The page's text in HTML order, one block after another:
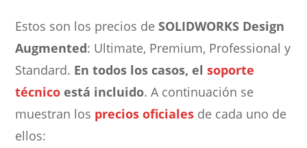
Estos son los precios deSOLIDWORKS Design
Augmented: Ultimate, Premium, Professional y
Standard. En todos los casos, elsoporte
técnicoestá incluido. A continuación se
muestran los precios oficiales de cada uno de
ellos: